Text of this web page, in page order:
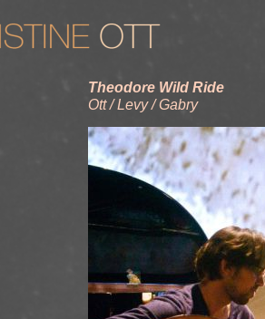
Theodore Wild Ride
Ott / Levy / Gabry